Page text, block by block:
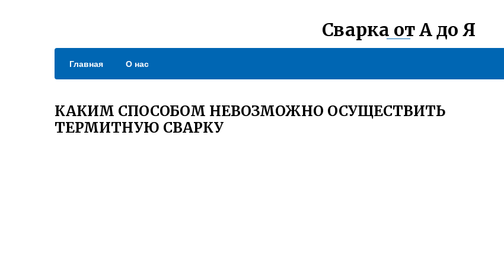
Сварка от А до Я
Главная О нас
КАКИМ СПОСОБОМ НЕВОЗМОЖНО ОСУЩЕСТВИТЬ
ТЕРМИТНУЮ СВАРКУ